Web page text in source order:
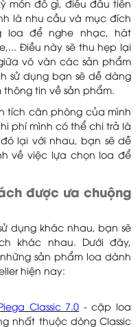
món đồ gì, điều đầu tiên
là nhu cầu và mục đích
loa để nghe nhạc, hát
Điều này sẽ thu hẹp lại
vô vàn các sản phẩm
sử dụng bạn sẽ dễ dàng
thông tin về sản phẩm.
tích căn phòng của mình
phí mình có thể chi trả là
lại với nhau, bạn sẽ dễ
về việc lựa chọn loa để
được ưa chuộng
dụng khác nhau, bạn sẽ
khác nhau. Dưới đây,
sản phẩm loa dành
hiện nay:
Piega Classic 7.0 - cặp loa
nhất thuộc dòng Classic